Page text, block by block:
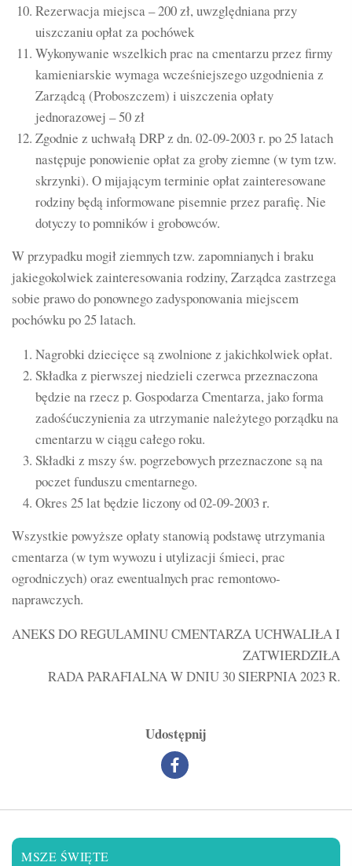
Rezerwacja miejsca – 200 zł, uwzględniana przy
uiszczaniu opłat za pochówek
Wykonywanie wszelkich prac na cmentarzu przez firmy
kamieniarskie wymaga wcześniejszego uzgodnienia z
Zarządcą (Proboszczem) i uiszczenia opłaty
jednorazowej – 50 zł
Zgodnie z uchwałą DRP z dn. 02-09-2003 r. po 25 latach
następuje ponowienie opłat za groby ziemne (w tym tzw.
skrzynki). O mijającym terminie opłat zainteresowane
rodziny będą informowane pisemnie przez parafię. Nie
dotyczy to pomników i grobowców.
W przypadku mogił ziemnych tzw. zapomnianych i braku
jakiegokolwiek zainteresowania rodziny, Zarządca zastrzega
sobie prawo do ponownego zadysponowania miejscem
pochówku po 25 latach.
Nagrobki dziecięce są zwolnione z jakichkolwiek opłat.
Składka z pierwszej niedzieli czerwca przeznaczona
będzie na rzecz p. Gospodarza Cmentarza, jako forma
zadośćuczynienia za utrzymanie należytego porządku na
cmentarzu w ciągu całego roku.
Składki z mszy św. pogrzebowych przeznaczone są na
poczet funduszu cmentarnego.
Okres 25 lat będzie liczony od 02-09-2003 r.
Wszystkie powyższe opłaty stanowią podstawę utrzymania
cmentarza (w tym wywozu i utylizacji śmieci, prac
ogrodniczych) oraz ewentualnych prac remontowo-
naprawczych.
ANEKS DO REGULAMINU CMENTARZA UCHWALIŁA I
ZATWIERDZIŁA
RADA PARAFIALNA W DNIU 30 SIERPNIA 2023 R.
Udostępnij
MSZE ŚWIĘTE